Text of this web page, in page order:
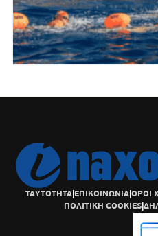
ΤΑΥΤΟΤΗΤΑ|ΕΠΙΚΟΙΝΩΝΙΑ|ΟΡΟΙ
ΠΟΛΙΤΙΚΗ COOKIES|